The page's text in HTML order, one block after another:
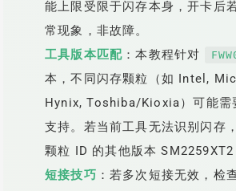
能上限受限于闪存本身，开卡后
常现象，非故障。
工具版本匹配 ：本教程针对
本，不同闪存颗粒（如 Intel,
Hynix, Toshiba/Kioxia）可能需
支持。若当前工具无法识别闪存
颗粒 ID 的其他版本 SM2259XT2
短接技巧 ：若多次短接无效，检